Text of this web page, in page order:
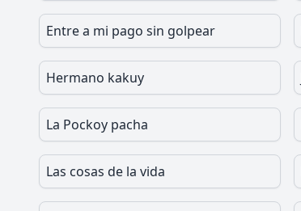
Entre a mi pago sin golpear
Hermano kakuy
La Pockoy pacha
Las cosas de la vida